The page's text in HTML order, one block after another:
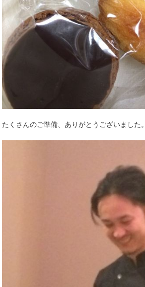
たくさんのご準備、ありがとうございました。